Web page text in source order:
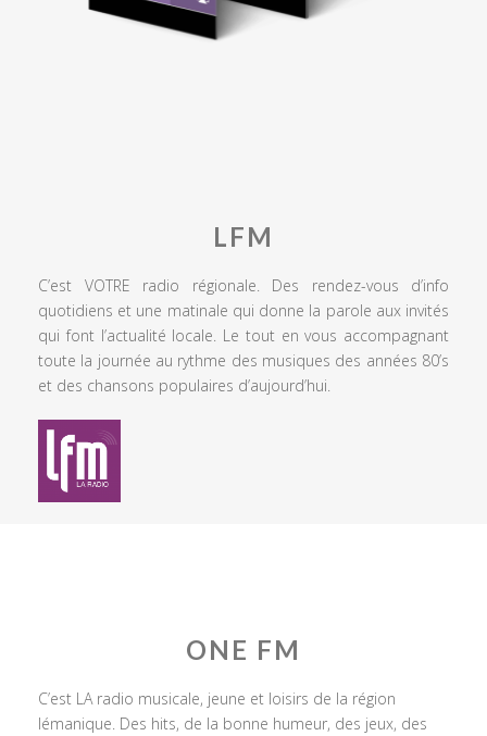
LFM
C’est VOTRE radio régionale. Des rendez-vous d’info
quotidiens et une matinale qui donne la parole aux invités
qui font l’actualité locale. Le tout en vous accompagnant
toute la journée au rythme des musiques des années 80’s
et des chansons populaires d’aujourd’hui.
ONE FM
C’est LA radio musicale, jeune et loisirs de la région
lémanique. Des hits, de la bonne humeur, des jeux, des